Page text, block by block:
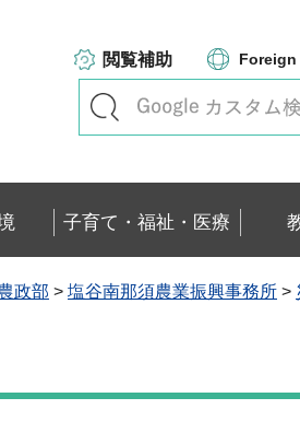
閲覧補助
子育て・福祉・医療
政部 > 塩谷南那須農業振興事務所 >